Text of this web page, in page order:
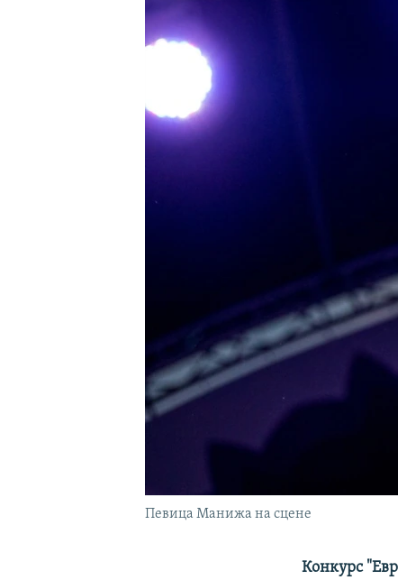
КРЫМ.НЕПОКОРЕННЫЙ
УКРАИНСКАЯ ПРОБЛЕМА КРЫМА
Певица Манижа на сцене
Конкурс